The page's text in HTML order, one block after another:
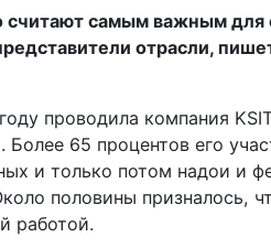
считают самым важным для
отрасли,
проводила компания
Более 65 процентов его
и только потом надои и
половины призналось,
работой.